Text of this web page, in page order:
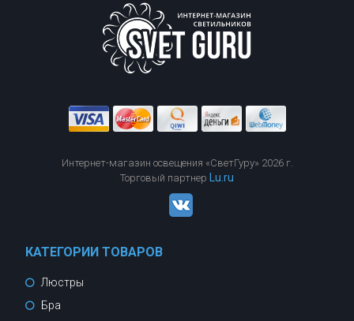
Австрия
Степень защиты (IP)
IP20
Производитель
Globo
от
до
Диаметр, см
подключения диммера
Интернет-магазин освещения «СветГуру» 2026 г.
Торговый партнер Lu.ru
КАТЕГОРИИ ТОВАРОВ
Люстры
Бра